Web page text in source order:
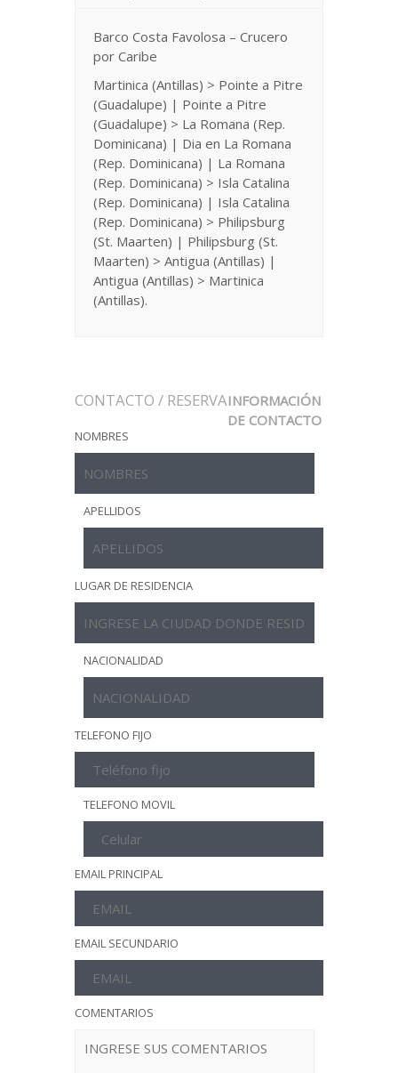
Barco Costa Favolosa – Crucero
por Caribe
Martinica (Antillas) > Pointe a Pitre
(Guadalupe) | Pointe a Pitre
(Guadalupe) > La Romana (Rep.
Dominicana) | Dia en La Romana
(Rep. Dominicana) | La Romana
(Rep. Dominicana) > Isla Catalina
(Rep. Dominicana) | Isla Catalina
(Rep. Dominicana) > Philipsburg
(St. Maarten) | Philipsburg (St.
Maarten) > Antigua (Antillas) |
Antigua (Antillas) > Martinica
(Antillas).
CONTACTO / RESERVAINFORMACIÓN
DE CONTACTO
NOMBRES
APELLIDOS
LUGAR DE RESIDENCIA
NACIONALIDAD
TELEFONO FIJO
TELEFONO MOVIL
EMAIL PRINCIPAL
EMAIL SECUNDARIO
COMENTARIOS